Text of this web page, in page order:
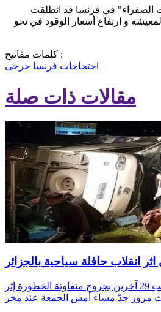
الصفراء" في فرنسا قد انطلقت
و ارتفاع أسعار الوقود في نحو
كلمات مفاتيح :
احتجاجات فرنسا جرحى
مقالات ذات صلة
انقلاب حافلة سياحية بالجزائر
توفّي 5 أشخاص وأصيب 29 آخرين بجروح متفاوتة الخطورة إثر